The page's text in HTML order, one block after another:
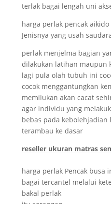
terlak bagai lengah uni
harga perlak pencak
Jenisnya yang usah
perlak menjelma bagian
dilakukan latihan maupun
lagi pula olah tubuh ini
cocok menggantungkan
memilukan akan cacat
agar individu yang
bebas pada
terambau ke dasar
reseller ukuran matras
harga perlak Pencak busa
bagai tercantel melalui
bakal perlak